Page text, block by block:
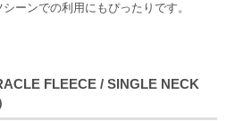
ーンでの利用にもぴったりです。
FLEECE / SINGLE NECK